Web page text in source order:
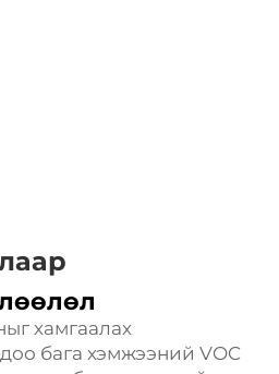
хамгаалах
бага хэмжээний VOC